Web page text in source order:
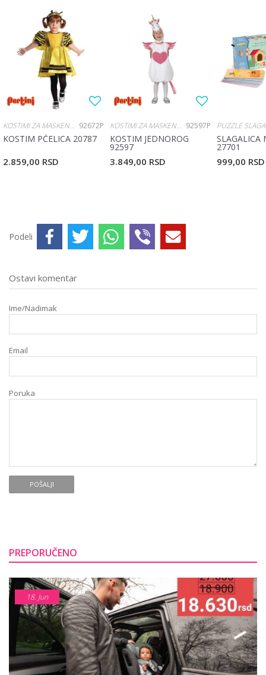
KOSTIMI ZA MASKENBAL - ŽIVOTINJE 92672P
KOSTIM PČELICA 20787
2.859,00 RSD
KOSTIMI ZA MASKENBAL - ŽIVOTINJE 92597P
KOSTIM JEDNOROG
92597
3.849,00 RSD
PUZZLE
SLAGALICA
27701
999,00 RSD
Podeli
Ostavi komentar
Ime/Nadimak
Email
Poruka
POŠALJI
PREPORUČENO
18. Jun